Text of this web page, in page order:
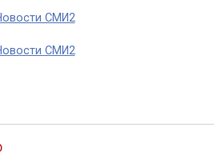
СМИ2
СМИ2